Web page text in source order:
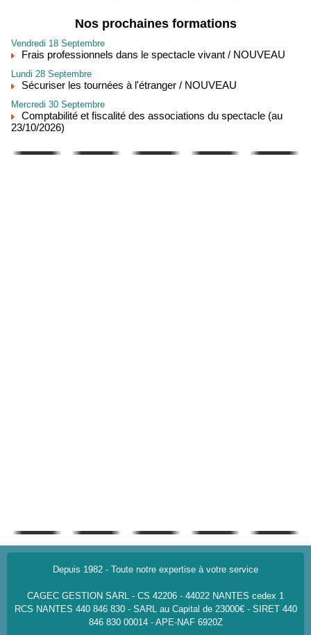
Nos prochaines formations
Vendredi 18 Septembre
Frais professionnels dans le spectacle vivant / NOUVEAU
Lundi 28 Septembre
Sécuriser les tournées à l'étranger / NOUVEAU
Mercredi 30 Septembre
Comptabilité et fiscalité des associations du spectacle (au
23/10/2026)
Depuis 1982 - Toute notre expertise à votre service
CAGEC GESTION SARL - CS 42206 - 44022 NANTES cedex 1
RCS NANTES 440 846 830 - SARL au Capital de 23000€ - SIRET 440
846 830 00014 - APE-NAF 6920Z